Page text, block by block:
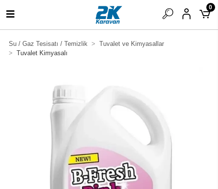
0
Su / Gaz Tesisatı / Temizlik
Tuvalet ve Kimyasallar
Tuvalet Kimyasalı